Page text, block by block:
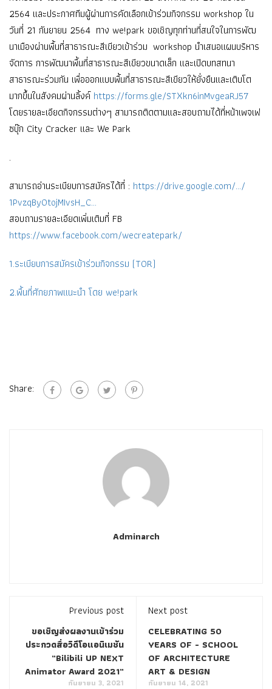
2564 และประกาศทีมผู้ผ่านการคัดเลือกเข้าร่วมกิจกรรม workshop ใน
วันที่ 21 กันยายน 2564 ทาง we!park ขอเชิญทุกท่านที่สนใจในการพัฒ
นาเมืองผ่านพื้นที่สาธารณะสีเขียวเข้าร่วม workshop นําเสนอแผนบริหาร
จัดการ การพัฒนาพื้นที่สาธารณะสีเขียวขนาดเล็ก และเปิดบทสทนา
สาธารณะร่วมกัน เพื่อออกแบบพื้นที่สาธารณะสีเขียวให้ยั่งยืนและเติบโต
มากขึ้นในสังคมผ่านลิ้งค์https://forms.gle/STXkn6inMvgeaRJ57
โดยรายละเอียดกิจกรรมต่างๆ สามารถติดตามและสอบถามได้ที่หน้าเพจเฟ
ซบุ๊ก City Cracker และ We Park
.
สามารถอ่านระเบียบการสมัครได้ที่ : https://drive.google.com/…/
1PvzqByOtojMIvsH_C…
สอบถามรายละเอียดเพิ่มเติมที่ FB
https://www.facebook.com/wecreatepark/
1.ระเบียบการสมัครเข้าร่วมกิจกรรม (TOR)
2.พื้นที่ศักยภาพแนะนำ โดย we!park
Share:
Adminarch
Previous post
ขอเชิญส่งผลงานเข้าร่วม
ประกวดสื่อวิดีโอแอนิเมชัน
“Bilibili UP NEXT
Animator Award 2021”
กันยายน 3, 2021
Next post
CELEBRATING 50
YEARS OF - SCHOOL
OF ARCHITECTURE
ART & DESIGN
กันยายน 14, 2021